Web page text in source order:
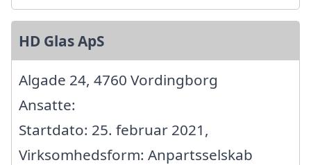
HD Glas ApS
Algade 24, 4760 Vordingborg
Ansatte:
Startdato: 25. februar 2021,
Virksomhedsform: Anpartsselskab